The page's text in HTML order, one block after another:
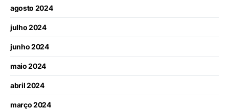
agosto 2024
julho 2024
junho 2024
maio 2024
abril 2024
março 2024